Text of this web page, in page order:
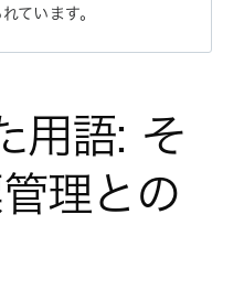
ています。
用語: そ
理との